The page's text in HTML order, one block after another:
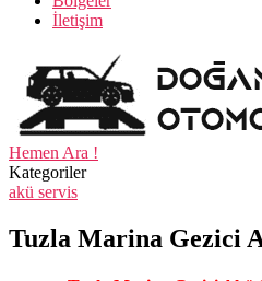
İletişim
Hemen Ara !
Kategoriler
akü servis
Tuzla Marina Gezici